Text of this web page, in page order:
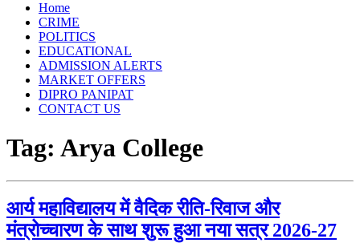
Home
CRIME
POLITICS
EDUCATIONAL
ADMISSION ALERTS
MARKET OFFERS
DIPRO PANIPAT
CONTACT US
Tag: Arya College
आर्य महाविद्यालय में वैदिक रीति-रिवाज और
मंत्रोच्चारण के साथ शुरू हुआ नया सत्र 2026-27